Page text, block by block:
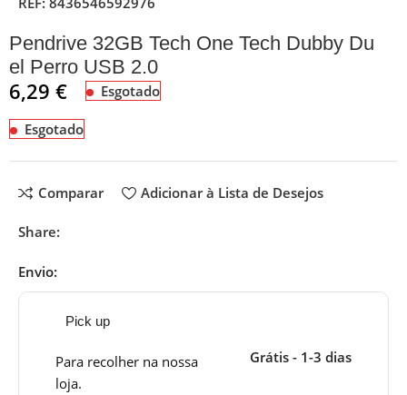
Pendrive 32GB Tech One Tech Dubby Du
el Perro USB 2.0
6,29€ Esgotado
Esgotado
Comparar Adicionar à Lista de Desejos
Share:
Envio:
Pick up
Para recolher na nossa
loja.
Grátis - 1-3 dias